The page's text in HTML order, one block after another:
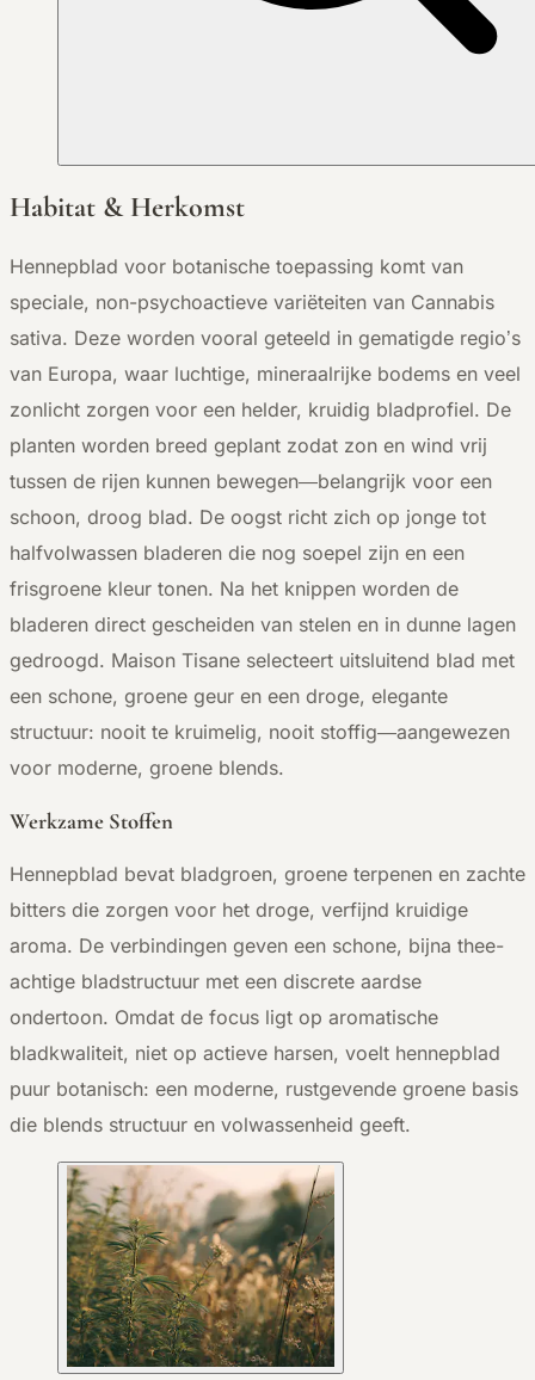
Habitat & Herkomst
Hennepblad voor botanische toepassing komt van
speciale, non-psychoactieve variëteiten van Cannabis
sativa. Deze worden vooral geteeld in gematigde regio’s
van Europa, waar luchtige, mineraalrijke bodems en veel
zonlicht zorgen voor een helder, kruidig bladprofiel. De
planten worden breed geplant zodat zon en wind vrij
tussen de rijen kunnen bewegen—belangrijk voor een
schoon, droog blad. De oogst richt zich op jonge tot
halfvolwassen bladeren die nog soepel zijn en een
frisgroene kleur tonen. Na het knippen worden de
bladeren direct gescheiden van stelen en in dunne lagen
gedroogd. Maison Tisane selecteert uitsluitend blad met
een schone, groene geur en een droge, elegante
structuur: nooit te kruimelig, nooit stoffig—aangewezen
voor moderne, groene blends.
Werkzame Stoffen
Hennepblad bevat bladgroen, groene terpenen en zachte
bitters die zorgen voor het droge, verfijnd kruidige
aroma. De verbindingen geven een schone, bijna thee-
achtige bladstructuur met een discrete aardse
ondertoon. Omdat de focus ligt op aromatische
bladkwaliteit, niet op actieve harsen, voelt hennepblad
puur botanisch: een moderne, rustgevende groene basis
die blends structuur en volwassenheid geeft.